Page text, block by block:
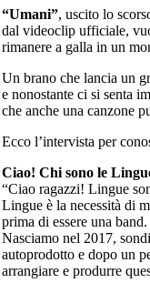
“Umani”, uscito lo
dal videoclip ufficiale,
rimanere a galla in un
Un brano che lancia un
e nonostante ci si senta
che anche una canzone
Ecco l’intervista per
Ciao! Chi sono le
“Ciao ragazzi! Lingue
Lingue è la necessità di
prima di essere una band.
Nasciamo nel 2017,
autoprodotto e dopo un
arrangiare e produrre